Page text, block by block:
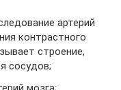
артерий
контрастного
строение,
сосудов;